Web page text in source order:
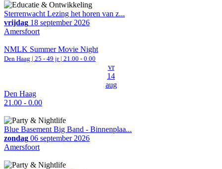
Sterrenwacht Lezing het horen van z...
vrijdag 18 september 2026
Amersfoort
NMLK Summer Movie Night
Den Haag | 25 - 49 jr | 21.00 - 0.00
vr
14
aug
Den Haag
21.00 - 0.00
Blue Basement Big Band - Binnenplaa...
zondag 06 september 2026
Amersfoort